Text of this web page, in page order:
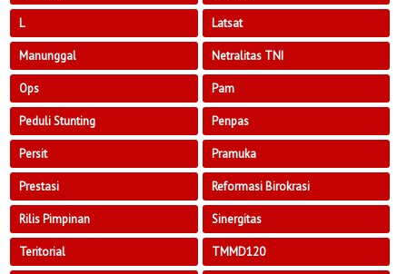
L Latsat
Manunggal Netralitas TNI
Ops Pam
Peduli Stunting Penpas
Persit Pramuka
Prestasi Reformasi Birokrasi
Rilis Pimpinan Sinergitas
Teritorial TMMD120